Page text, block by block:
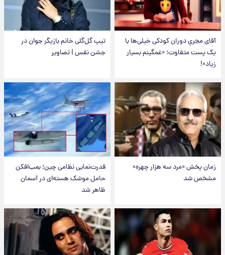
آقای مجریِ دوران کودکی خیلی‌ها با
یک پست متفاوت؛ «غمگینم بسیار
زیاد»!
تیپ گل‌گلی خانم بازیگر جوان در
جشن نفس | تصاویر
زمان پخش «مرد سه هزار چهره»
مشخص شد
قدرت‌نمایی نظامی چین؛ بمب‌افکن
حامل موشک هسته‌ای در آسمان
ظاهر شد